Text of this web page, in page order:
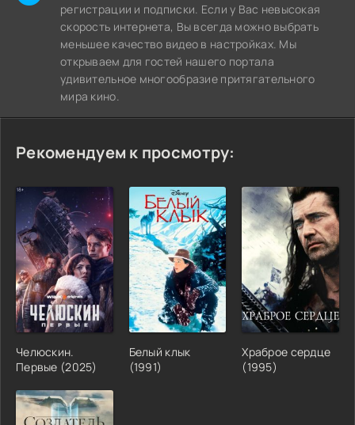
регистрации и подписки. Если у Вас невысокая
скорость интернета, Вы всегда можно выбрать
меньшее качество видео в настройках. Мы
открываем для гостей нашего портала
удивительное многообразие притягательного
мира кино.
Рекомендуем к просмотру:
Челюскин.
Первые (2025)
Белый клык
(1991)
Храброе сердце
(1995)